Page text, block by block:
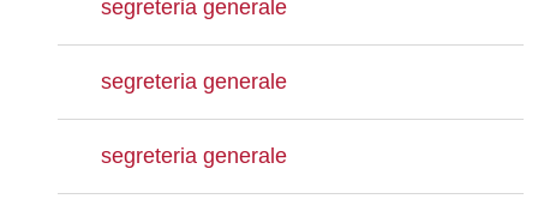
segreteria generale
segreteria generale
segreteria generale